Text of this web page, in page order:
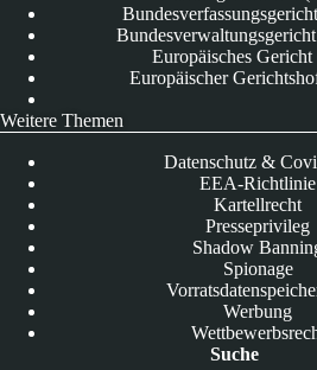
Europäisches
Europäischer
Weitere Themen
Datenschutz &
EEA-Richtlinie
Kartellrecht
Presseprivileg
Shadow
Spionage
Werbung
Suche